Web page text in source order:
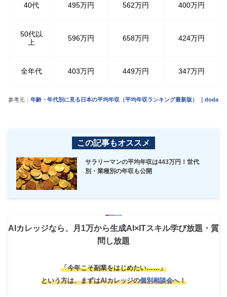
40代 495万円 562万円 400万円
50代以
上
596万円 658万円 424万円
全年代 403万円 449万円 347万円
参考元： 年齢・年代別に見る日本の平均年収（平均年収ランキング最新版） ｜doda
この記事もオススメ
サラリーマンの平均年収は443万円！世代
別・業種別の年収も公開
AIカレッジなら、月1万から生成AI×ITスキル学び放題・質
問し放題
「今年こそ副業をはじめたい……」
という方は、まずはAIカレッジの個別相談会へ！